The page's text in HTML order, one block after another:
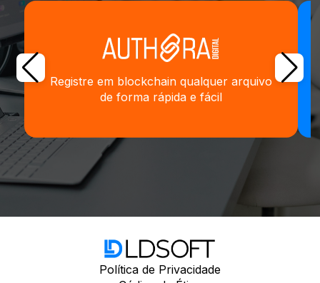
Registre em blockchain qualquer arquivo
de forma rápida e fácil
Política de Privacidade